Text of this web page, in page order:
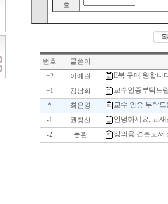
호
번호
글쓴이
+2
이예린
E북 구매 원합니
+1
김남희
교수인증부탁드
*
최은영
교수 인증 부탁
-1
권창선
안녕하세요. 교
-2
동환 강의용 견본도서